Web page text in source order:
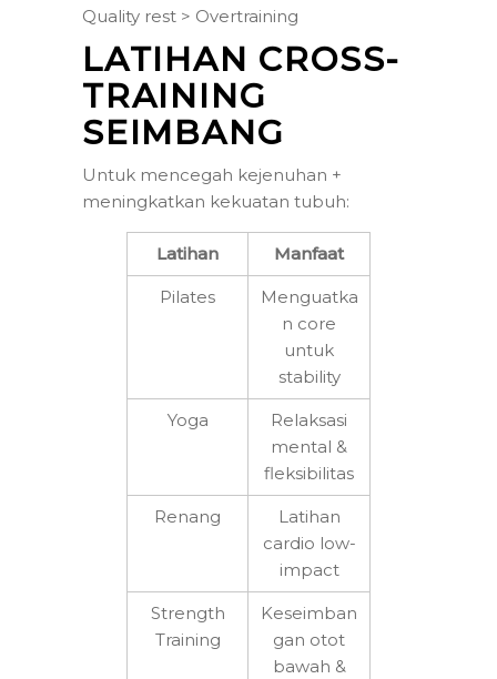
Quality rest > Overtraining
LATIHAN CROSS-
TRAINING
SEIMBANG
Untuk mencegah kejenuhan +
meningkatkan kekuatan tubuh:
Latihan Manfaat
Pilates
Menguatka
n core
untuk
stability
Yoga
Relaksasi
mental &
fleksibilitas
Renang
Latihan
cardio low-
impact
Strength
Training
Keseimban
gan otot
bawah &